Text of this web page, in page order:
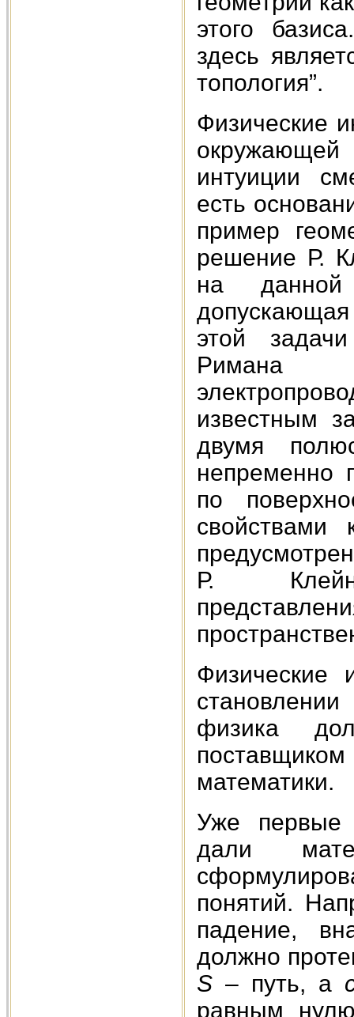
этого
здесь
топология”.
Физические
окружающей
интуиции
есть
пример
решение Р.
на данной
этой
Римана
известным
двумя
непременно
по
свойствами
Р. Клейн
Физические
физика
математики.
Уже первые
дали
понятий.
падение,
должно
S – путь, а
равным